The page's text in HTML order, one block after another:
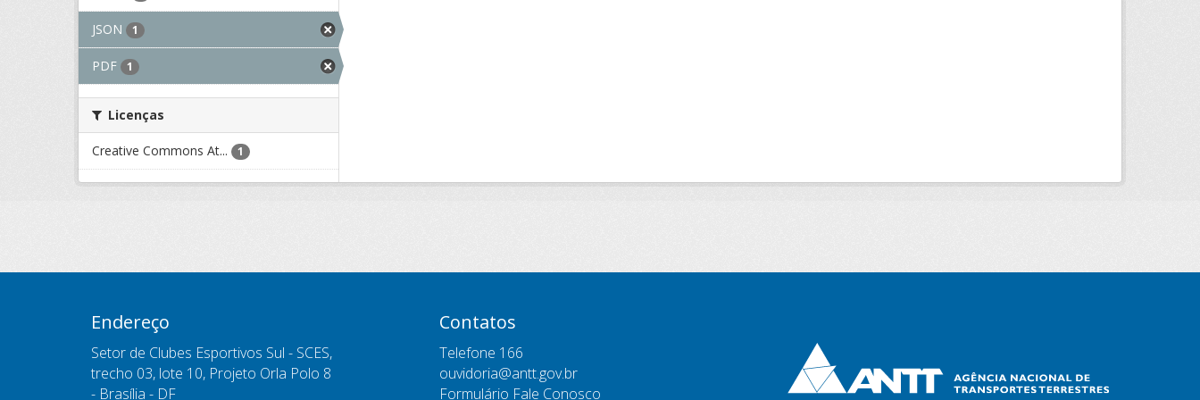
JSON 1
PDF 1
Licenças
Creative Commons At... 1
Endereço
Setor de Clubes Esportivos Sul - SCES,
trecho 03, lote 10, Projeto Orla Polo 8
- Brasília - DF
Contatos
Telefone 166
ouvidoria@antt.gov.br
Formulário Fale Conosco